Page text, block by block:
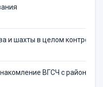
и шахты в целом
ВГСЧ с районом